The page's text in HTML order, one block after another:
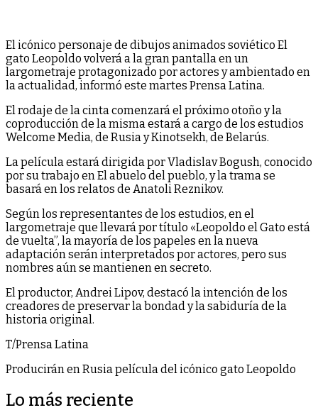
El icónico personaje de dibujos animados soviético El
gato Leopoldo volverá a la gran pantalla en un
largometraje protagonizado por actores y ambientado en
la actualidad, informó este martes Prensa Latina.
El rodaje de la cinta comenzará el próximo otoño y la
coproducción de la misma estará a cargo de los estudios
Welcome Media, de Rusia y Kinotsekh, de Belarús.
La película estará dirigida por Vladislav Bogush, conocido
por su trabajo en El abuelo del pueblo, y la trama se
basará en los relatos de Anatoli Reznikov.
Según los representantes de los estudios, en el
largometraje que llevará por título «Leopoldo el Gato está
de vuelta”, la mayoría de los papeles en la nueva
adaptación serán interpretados por actores, pero sus
nombres aún se mantienen en secreto.
El productor, Andrei Lipov, destacó la intención de los
creadores de preservar la bondad y la sabiduría de la
historia original.
T/Prensa Latina
Producirán en Rusia película del icónico gato Leopoldo
Lo más reciente